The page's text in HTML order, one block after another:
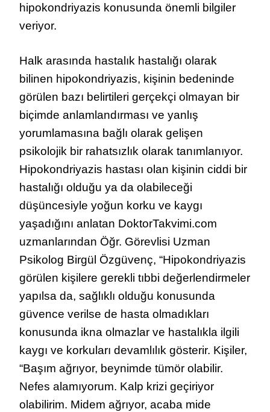
hipokondriyazis konusunda önemli bilgiler
veriyor.
Halk arasında hastalık hastalığı olarak
bilinen hipokondriyazis, kişinin bedeninde
görülen bazı belirtileri gerçekçi olmayan bir
biçimde anlamlandırması ve yanlış
yorumlamasına bağlı olarak gelişen
psikolojik bir rahatsızlık olarak tanımlanıyor.
Hipokondriyazis hastası olan kişinin ciddi bir
hastalığı olduğu ya da olabileceği
düşüncesiyle yoğun korku ve kaygı
yaşadığını anlatan DoktorTakvimi.com
uzmanlarından Öğr. Görevlisi Uzman
Psikolog Birgül Özgüvenç, “Hipokondriyazis
görülen kişilere gerekli tıbbi değerlendirmeler
yapılsa da, sağlıklı olduğu konusunda
güvence verilse de hasta olmadıkları
konusunda ikna olmazlar ve hastalıkla ilgili
kaygı ve korkuları devamlılık gösterir. Kişiler,
“Başım ağrıyor, beynimde tümör olabilir.
Nefes alamıyorum. Kalp krizi geçiriyor
olabilirim. Midem ağrıyor, acaba mide